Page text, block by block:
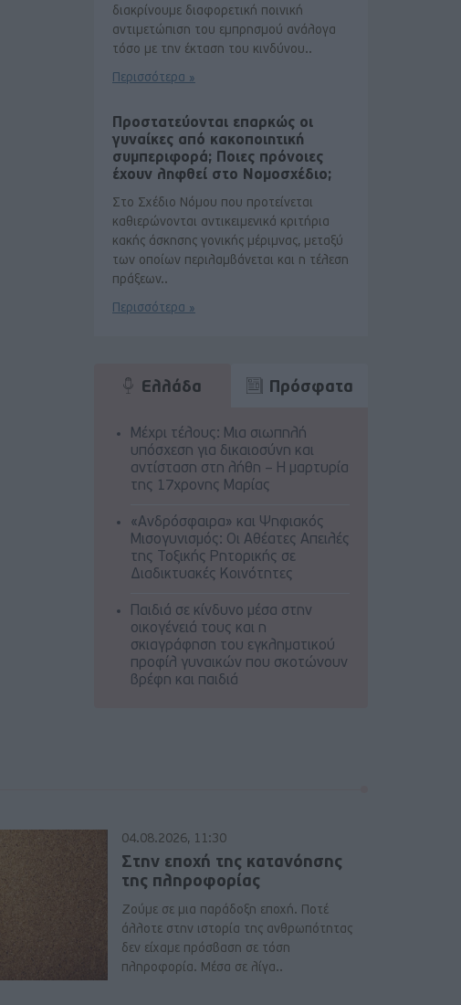
διακρίνουμε διαφορετική ποινική
αντιμετώπιση του εμπρησμού ανάλογα
τόσο με την έκταση του κινδύνου..
Περισσότερα »
Προστατεύονται επαρκώς οι
γυναίκες από κακοποιητική
συμπεριφορά; Ποιες πρόνοιες
έχουν ληφθεί στο Νομοσχέδιο;
Στο Σχέδιο Νόμου που προτείνεται
καθιερώνονται αντικειμενικά κριτήρια
κακής άσκησης γονικής μέριμνας, μεταξύ
των οποίων περιλαμβάνεται και η τέλεση
πράξεων..
Περισσότερα »
Ελλάδα Πρόσφατα
Μέχρι τέλους: Μια σιωπηλή
υπόσχεση για δικαιοσύνη και
αντίσταση στη λήθη – Η μαρτυρία
της 17χρονης Μαρίας
«Ανδρόσφαιρα» και Ψηφιακός
Μισογυνισμός: Οι Αθέατες Απειλές
της Τοξικής Ρητορικής σε
Διαδικτυακές Κοινότητες
Παιδιά σε κίνδυνο μέσα στην
οικογένειά τους και η
σκιαγράφηση του εγκληματικού
προφίλ γυναικών που σκοτώνουν
βρέφη και παιδιά
04.08.2026, 11:30
Στην εποχή της κατανόησης
της πληροφορίας
Ζούμε σε μια παράδοξη εποχή. Ποτέ
άλλοτε στην ιστορία της ανθρωπότητας
δεν είχαμε πρόσβαση σε τόση
πληροφορία. Μέσα σε λίγα..